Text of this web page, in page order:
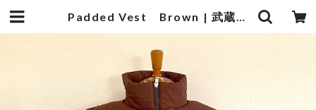
Padded Vest Brown | 武蔵小杉のセレクトショップ【ナクール】-nakool-